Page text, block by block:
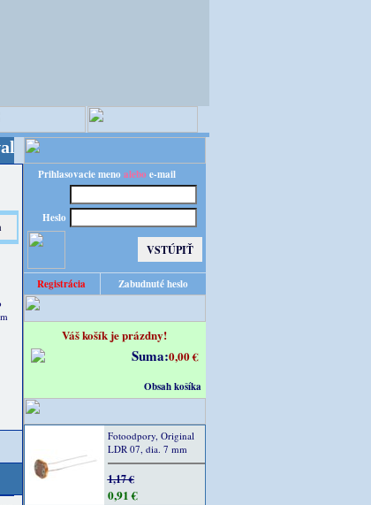
cenu!
Prihlasovacie meno alebo e-mail
Heslo
Registrácia Zabudnuté heslo
Váš košík je prázdny!
Suma:0,00 €
Obsah košíka
Fotoodpory, Original
LDR 07, dia. 7 mm
1,17 €
0,91 €